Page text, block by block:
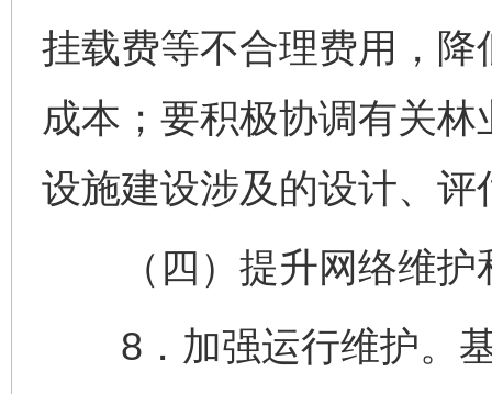
挂载费等不合理费用，
成本；要积极协调有关
设施建设涉及的设计、
（四）提升网络维护
8．加强运行维护。基